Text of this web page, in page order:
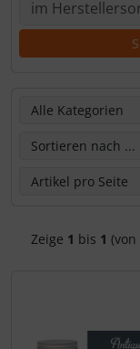
Zeige 1 bis 1